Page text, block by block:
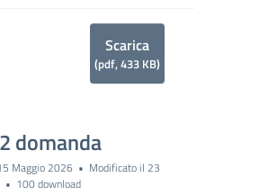
Scarica
(pdf,433 KB)
domanda
Maggio 2026
Modificato il 23
100 download